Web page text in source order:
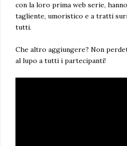
con la loro prima web serie,
tagliente, umoristico e a tratti
tutti.
Che altro aggiungere? Non
al lupo a tutti i partecipanti!